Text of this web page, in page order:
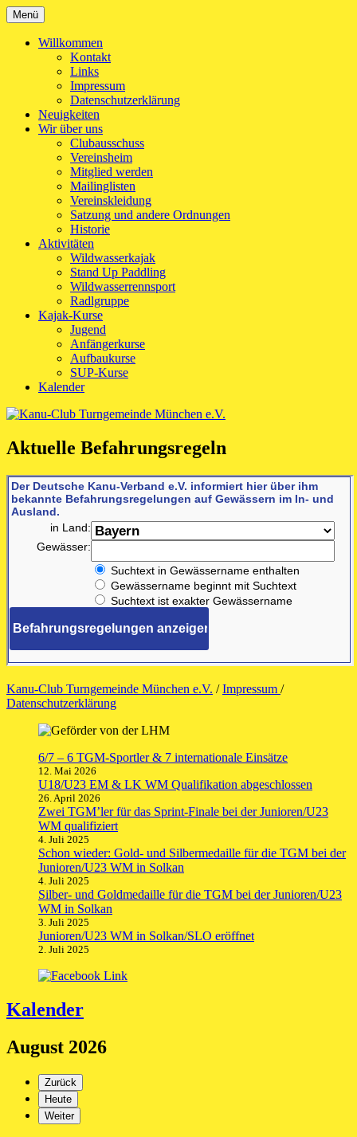
Zum
Inhalt
springen
Kanu-Club Turngemeinde München e.V.
Kanu fahren in München
Menü
Willkommen
Kontakt
Links
Impressum
Datenschutzerklärung
Neuigkeiten
Wir über uns
Clubausschuss
Vereinsheim
Mitglied werden
Mailinglisten
Vereinskleidung
Satzung und andere Ordnungen
Historie
Aktivitäten
Wildwasserkajak
Stand Up Paddling
Wildwasserrennsport
Radlgruppe
Kajak-Kurse
Jugend
Anfängerkurse
Aufbaukurse
SUP-Kurse
Kalender
Aktuelle Befahrungsregeln
Kanu-Club Turngemeinde München e.V. /Impressum /
Datenschutzerklärung
6/7 – 6 TGM-Sportler & 7 internationale Einsätze
12. Mai 2026
U18/U23 EM & LK WM Qualifikation abgeschlossen
26. April 2026
Zwei TGM’ler für das Sprint-Finale bei der Junioren/U23
WM qualifiziert
4. Juli 2025
Schon wieder: Gold- und Silbermedaille für die TGM bei der
Junioren/U23 WM in Solkan
4. Juli 2025
Silber- und Goldmedaille für die TGM bei der Junioren/U23
WM in Solkan
3. Juli 2025
Junioren/U23 WM in Solkan/SLO eröffnet
2. Juli 2025
Kalender
August 2026
Zurück
Heute
Weiter